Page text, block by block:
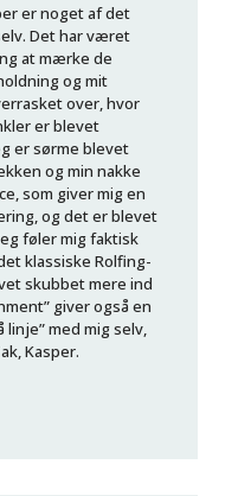
er noget af det
Det har været
at mærke de
og mit
over, hvor
er blevet
er sørme blevet
og min nakke
som giver mig en
og det er blevet
føler mig faktisk
klassiske Rolfing-
skubbet mere ind
giver også en
med mig selv,
Kasper.